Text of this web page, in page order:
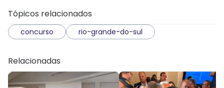
Tópicos relacionados
concurso rio-grande-do-sul
Relacionadas